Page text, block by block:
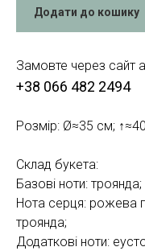
Додати до кошику
Замовте через сайт
+38 066 482 2494
Розмір: Ø≈35 см;
Склад букета:
Базові ноти: троянда;
Нота серця: рожева
троянда;
Додаткові ноти: